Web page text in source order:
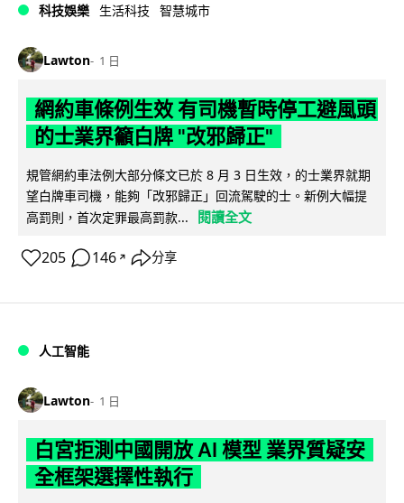
科技娛樂 生活科技 智慧城市
Lawton 1 日
網約車條例生效 有司機暫時停工避風頭
的士業界籲白牌 "改邪歸正"
規管網約車法例大部分條文已於 8 月 3 日生效，的士業界就期
望白牌車司機，能夠「改邪歸正」回流駕駛的士。新例大幅提
高罰則，首次定罪最高罰款...
閱讀全文
205 146 ↗ 分享
人工智能
Lawton 1 日
白宮拒測中國開放 AI 模型 業界質疑安
全框架選擇性執行